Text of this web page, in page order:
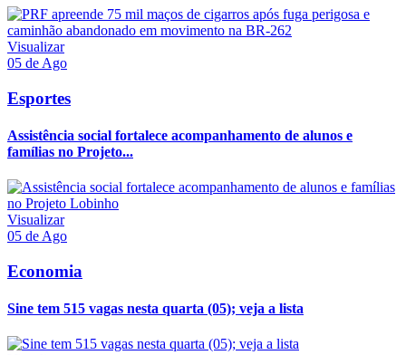
Visualizar
05 de Ago
Esportes
Assistência social fortalece acompanhamento de alunos e
famílias no Projeto...
Visualizar
05 de Ago
Economia
Sine tem 515 vagas nesta quarta (05); veja a lista